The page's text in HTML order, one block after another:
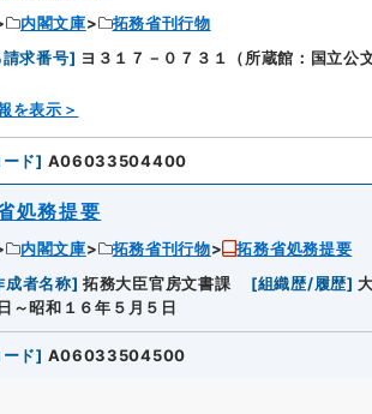
内閣文庫
拓務省刊行物
求番号] ヨ３１７－０７３１（所蔵館：国立公
を表示＞
ード] A06033504400
処務提要
内閣文庫 拓務省刊行物
拓務省処務提要
成者名称] 拓務大臣官房文書課 [組織歴/履歴]
～昭和１６年５月５日
ド] A06033504500